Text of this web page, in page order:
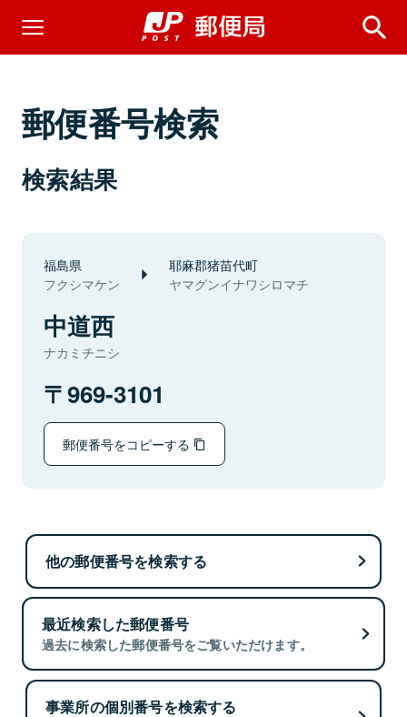
郵便番号検索
検索結果
福島県
フクシマケン
耶麻郡猪苗代町
ヤマグンイナワシロマチ
中道西
ナカミチニシ
969-3101
郵便番号をコピーする
他の郵便番号を検索する
最近検索した郵便番号
過去に検索した郵便番号をご覧いただけます。
事業所の個別番号を検索する